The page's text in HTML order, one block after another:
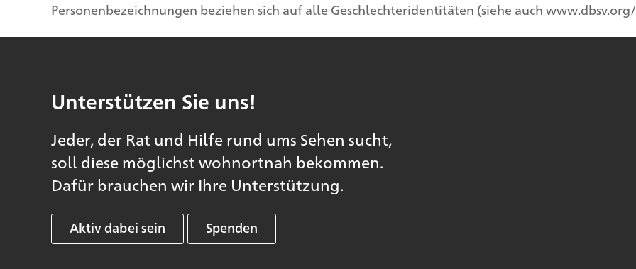
Personenbezeichnungen beziehen sich auf alle Geschlechteridentitäten (siehe auch
Unterstützen Sie uns!
Jeder, der Rat und Hilfe rund ums Sehen sucht,
soll diese möglichst wohnortnah bekommen.
Dafür brauchen wir Ihre Unterstützung.
Aktiv dabei sein Spenden